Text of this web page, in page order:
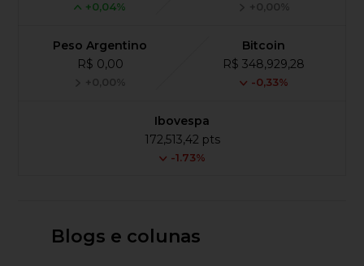
+0,04% +0,00%
Peso Argentino
R$ 0,00
+0,00%
Bitcoin
R$ 348,929,28
-0,33%
Ibovespa
172,513,42 pts
-1.73%
Blogs e colunas